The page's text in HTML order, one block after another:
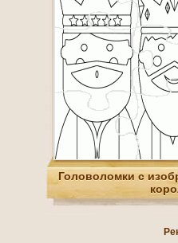
Головоломки с